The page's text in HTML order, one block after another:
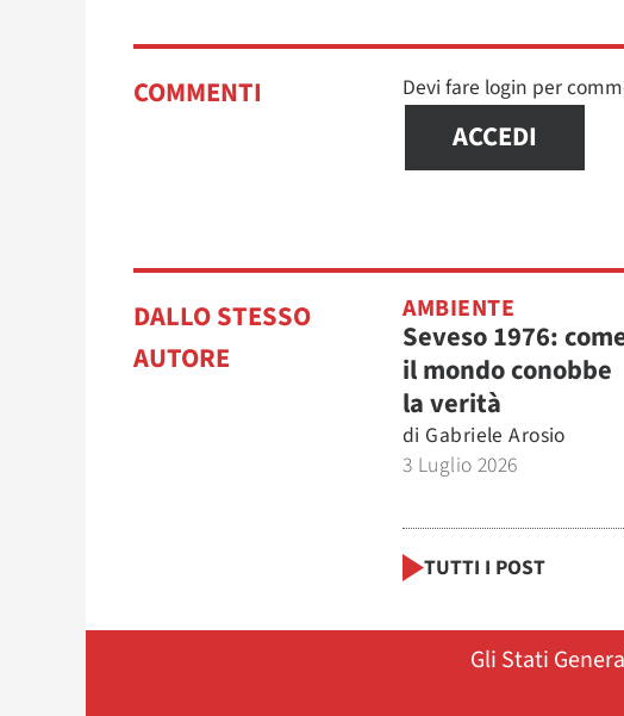
COMMENTI Devi fare login per
ACCEDI
DALLO STESSO
AUTORE
AMBIENTE
Seveso 1976:
il mondo conobbe
la verità
di Gabriele Arosio
3 Luglio 2026
TUTTI I POST
Gli Stati